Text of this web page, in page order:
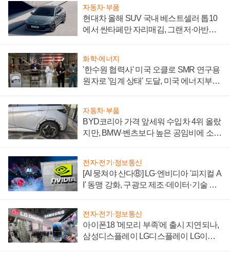
자동차·부품
현대차 올해 SUV 국내 베스트셀러 톱10
에서 싼타페만 자리매김, 그랜저·아반떼
화학·에너지
'한수원 협력사' 미국 오클로 SMR 연구용
원자로 '임계 상태' 도달, 미국 에너지부
자동차·부품
BYD코리아 가격 앞세워 수입차 4위 올랐
지만, BMW·벤츠보다 높은 공임비에 소비
전자·전기·정보통신
[AI 뭉쳐야 산다⑧] LG·엔비디아 '피지컬 A
I' 동맹 강화, 구광모 제조·데이터·기술 결
전자·전기·정보통신
아이폰18 '메모리 부족'에 출시 지연되나,
삼성디스플레이 LG디스플레이 LG이노